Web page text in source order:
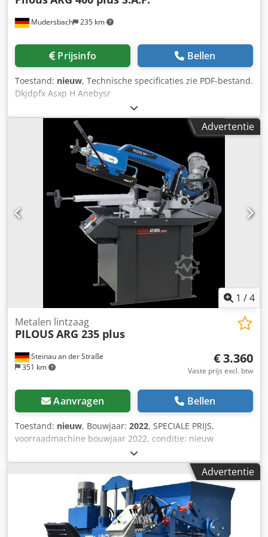
Mudersbach 235 km
Prijsinfo Bellen
Toestand: nieuw, Technische specificaties zie PDF-bestand.
Dkjdpfx Asxp H Anebysr
Advertentie
1 /4
Steinau an der Straße
351 km
Metalen lintzaag
PILOUSARG 235 plus
€ 3.360
Vaste prijs excl. btw
Aanvragen Bellen
Toestand: nieuw, Bouwjaar: 2022, SPECIALE PRIJS,
voorraadmachine bouwjaar 2022, conditie: nieuw
Catalogusprijs: €4.200 VOORRAADMACHINE -- De ARG 235
plus is een handbediende metaalbandsaag met hoge
zaagnauwkeurigheid. Met deze machine zijn
versteksneden traploos mogelijk van -45° tot +30°
(zwenkbereik links 45° en rechts 60°). Technische
gegevens: ● Zaagbereik: - 90° rond: 235 mm / vierkant: 230
mm / rechthoekig: 280 x 180 mm - 45° rechts rond: 165 mm
Advertentie